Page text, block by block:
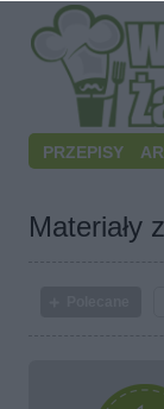
PRZEPISY
Materiały